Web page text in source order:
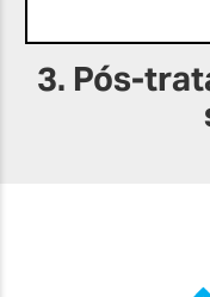
3. Pós-